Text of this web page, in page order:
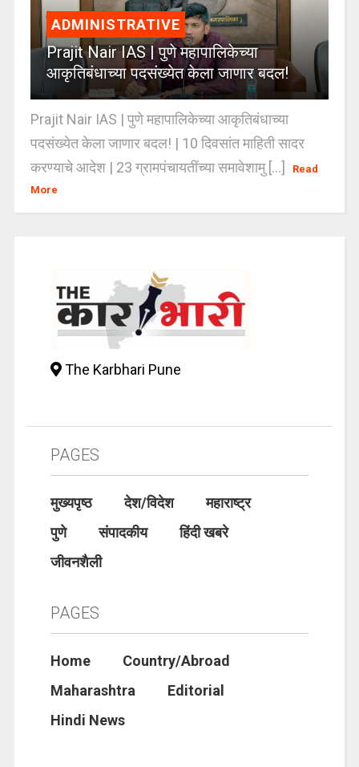
ADMINISTRATIVE
Prajit Nair IAS | पुणे महापालिकेच्या
आकृतिबंधाच्या पदसंख्येत केला जाणार बदल!
Prajit Nair IAS | पुणे महापालिकेच्या आकृतिबंधाच्या
पदसंख्येत केला जाणार बदल! | 10 दिवसांत माहिती सादर
करण्याचे आदेश | 23 ग्रामपंचायतींच्या समावेशामु [...]
Read
More
The Karbhari Pune
PAGES
मुख्यपृष्ठ देश/विदेश
महाराष्ट्र
पुणे
संपादकीय
हिंदी खबरे
जीवनशैली
PAGES
Home
Country/Abroad
Maharashtra
Editorial
Hindi News